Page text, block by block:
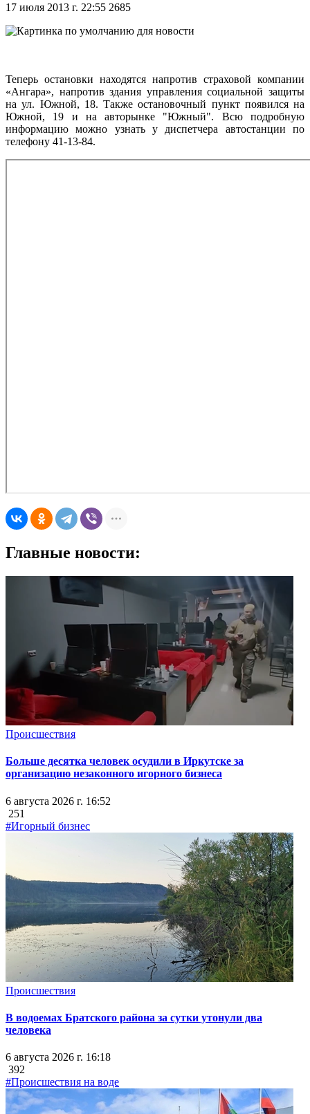
17 июля 2013 г. 22:55 2685
Теперь остановки находятся напротив страховой компании
«Ангара», напротив здания управления социальной защиты
на ул. Южной, 18. Также остановочный пункт появился на
Южной, 19 и на авторынке "Южный". Всю подробную
информацию можно узнать у диспетчера автостанции по
телефону 41-13-84.
Главные новости:
Происшествия
Больше десятка человек осудили в Иркутске за
организацию незаконного игорного бизнеса
6 августа 2026 г. 16:52
251
#Игорный бизнес
Происшествия
В водоемах Братского района за сутки утонули два
человека
6 августа 2026 г. 16:18
392
#Происшествия на воде